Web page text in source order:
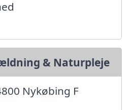
& Naturpleje
Nykøbing F